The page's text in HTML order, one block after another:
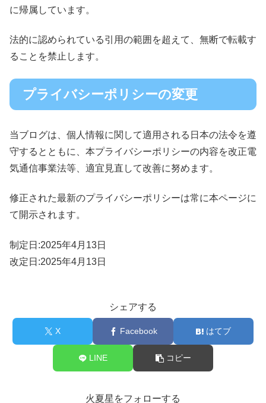
に帰属しています。
法的に認められている引用の範囲を超えて、無断で転載す
ることを禁止します。
プライバシーポリシーの変更
当ブログは、個人情報に関して適用される日本の法令を遵
守するとともに、本プライバシーポリシーの内容を改正電
気通信事業法等、 適宜見直して改善に努めます。
修正された最新のプライバシーポリシーは常に本ページに
て開示されます。
制定日:2025年4月13日
改定日:2025年4月13日
シェアする
X Facebook はてブ
LINE コピー
火夏星をフォローする